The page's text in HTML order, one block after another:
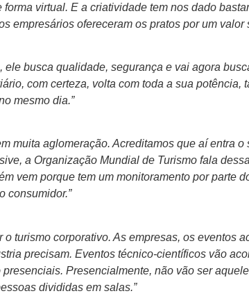
virtual. E a criatividade tem nos dado
empresários ofereceram os pratos por um
ele busca qualidade, segurança e vai agora
com certeza, volta com toda a sua
mesmo dia.”
muita aglomeração. Acreditamos que aí entra
a Organização Mundial de Turismo fala
vem porque tem um monitoramento por parte
consumidor.”
o turismo corporativo. As empresas, os eventos
precisam. Eventos técnico-científicos vão
Presencialmente, não vão ser
divididas em salas.”